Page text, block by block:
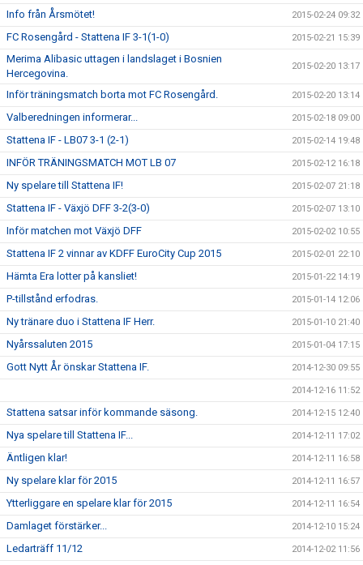
Info från Årsmötet! 2015-02-24 09:32
FC Rosengård - Stattena IF 3-1(1-0) 2015-02-21 15:39
Merima Alibasic uttagen i landslaget i Bosnien
Hercegovina.
2015-02-20 13:17
Inför träningsmatch borta mot FC Rosengård. 2015-02-20 13:14
Valberedningen informerar... 2015-02-18 09:00
Stattena IF - LB07 3-1 (2-1) 2015-02-14 19:48
INFÖR TRÄNINGSMATCH MOT LB 07 2015-02-12 16:18
Ny spelare till Stattena IF! 2015-02-07 21:18
Stattena IF - Växjö DFF 3-2(3-0) 2015-02-07 13:10
Inför matchen mot Växjö DFF 2015-02-02 10:55
Stattena IF 2 vinnar av KDFF EuroCity Cup 2015 2015-02-01 22:10
Hämta Era lotter på kansliet! 2015-01-22 14:19
P-tillstånd erfodras. 2015-01-14 12:06
Ny tränare duo i Stattena IF Herr. 2015-01-10 21:40
Nyårssaluten 2015 2015-01-04 17:15
Gott Nytt År önskar Stattena IF. 2014-12-30 09:55
2014-12-16 11:52
Stattena satsar inför kommande säsong. 2014-12-15 12:40
Nya spelare till Stattena IF... 2014-12-11 17:02
Äntligen klar! 2014-12-11 16:58
Ny spelare klar för 2015 2014-12-11 16:57
Ytterliggare en spelare klar för 2015 2014-12-11 16:54
Damlaget förstärker... 2014-12-10 15:24
Ledarträff 11/12 2014-12-02 11:56